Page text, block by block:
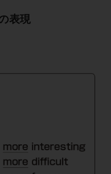
表現